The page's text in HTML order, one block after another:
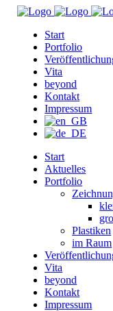
Start
Portfolio
Vita
beyond
Kontakt
Impressum
Start
Aktuelles
Portfolio
Plastiken
im Raum
Vita
beyond
Kontakt
Impressum